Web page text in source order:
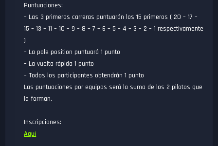
Puntuaciones:
– Las 3 primeras carreras puntuarán los 15 primeros ( 20 – 17 –
15 – 13 – 11 – 10 – 9 – 8 – 7 – 6 – 5 – 4 – 3 – 2 – 1 respectivamente
)
– La pole position puntuará 1 punto
– La vuelta rápida 1 punto
– Todos los participantes obtendrán 1 punto
Las puntuaciones por equipos será la suma de los 2 pilotos que
la forman.
Inscripciones:
Aquí